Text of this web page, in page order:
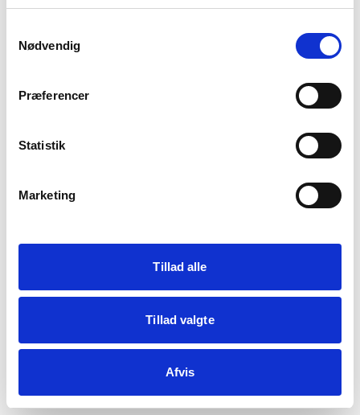
Nødvendig
Præferencer
Statistik
Marketing
Tillad alle
Tillad valgte
Afvis
Vi beklager ulejligheden. Prøv at genindlæse siden.